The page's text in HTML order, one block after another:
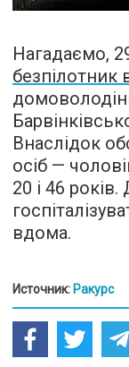
Нагадаємо,
безпілотник
Внаслідок
осіб —
20 і 46
вдома.
Источник: Ракурс